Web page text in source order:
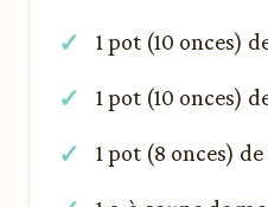
1 pot (10 onces)
1 pot (10 onces)
1 pot (8 onces)